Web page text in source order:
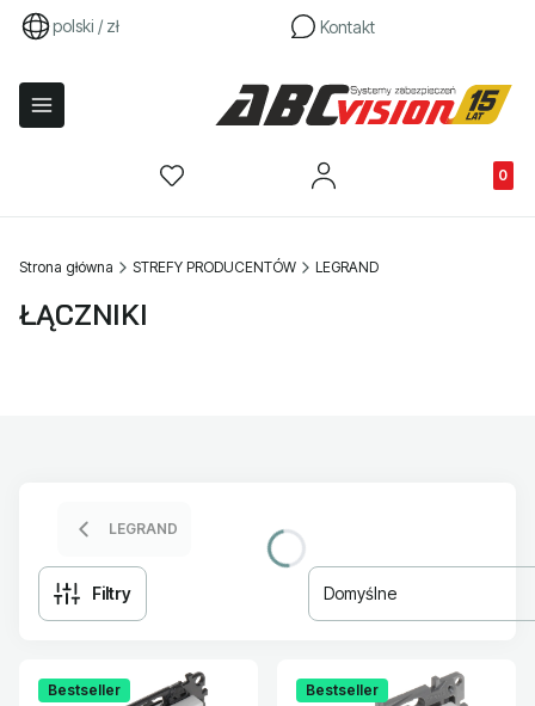
polski / zł Kontakt
Strona główna STREFY PRODUCENTÓW LEGRAND
ŁĄCZNIKI
LEGRAND
Filtry Domyślne
Bestseller Bestseller